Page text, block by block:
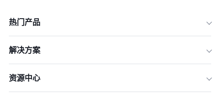
热门产品
解决方案
资源中心